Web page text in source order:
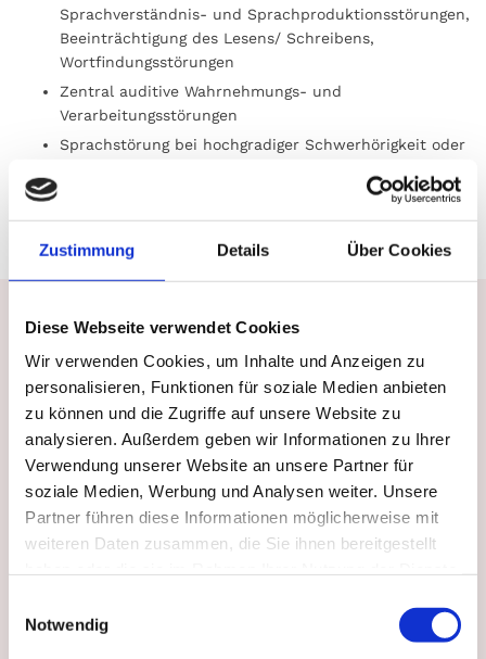
Zustimmung Details Über Cookies
Diese Webseite verwendet Cookies
Wir verwenden Cookies, um Inhalte und Anzeigen zu
personalisieren, Funktionen für soziale Medien anbieten
zu können und die Zugriffe auf unsere Website zu
analysieren. Außerdem geben wir Informationen zu Ihrer
Verwendung unserer Website an unsere Partner für
soziale Medien, Werbung und Analysen weiter. Unsere
Partner führen diese Informationen möglicherweise mit
weiteren Daten zusammen, die Sie ihnen bereitgestellt
Notwendig
Sprachverständnis- und Sprachproduktionsstörungen,
Beeinträchtigung des Lesens/ Schreibens,
Wortfindungsstörungen
Zentral auditive Wahrnehmungs- und
Verarbeitungsstörungen
Sprachstörung bei hochgradiger Schwerhörigkeit oder
INFORMIEREN SIE SICH AUF DER SEITE DES DBL
Sprechen
Lautfehlbildungen (Dyslalie) z.B. Sigmatismus
("Lispeln")
Myofunktionelle Störung (bei Kindern, Jugendlichen
und Erwachsenen): Schwäche der Zungen- und
Lippenmuskulatur mit Auswirkung auf den
Schluckablauf sowie auf Zahnstellung und
Kieferbildung
Stottern/ Poltern im Kindes- und Erwachsenenalter
Dysarthrie/ Dysarthrophonie (erworbene Störung der
Sprechmotorik z.B. infolge von neurologischen